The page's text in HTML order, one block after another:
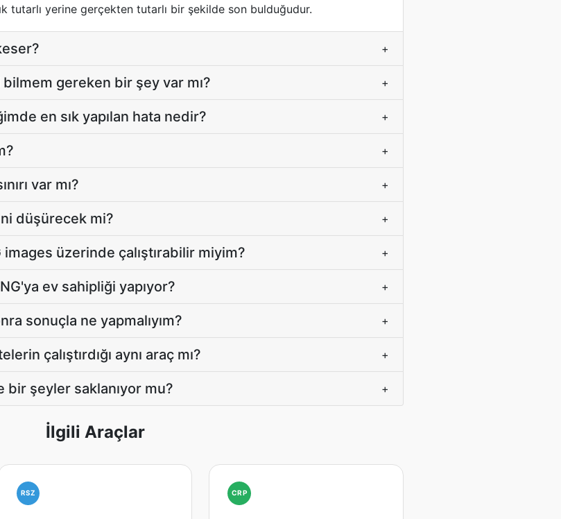
tutarlı yerine gerçekten tutarlı bir şekilde son bulduğudur.
+
gereken bir şey var mı? +
en sık yapılan hata nedir? +
+
var mı? +
düşürecek mi? +
üzerinde çalıştırabilir miyim? +
ev sahipliği yapıyor? +
sonuçla ne yapmalıyım? +
çalıştırdığı aynı araç mı? +
bir şeyler saklanıyor mu? +
İlgili Araçlar
RSZ CRP